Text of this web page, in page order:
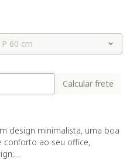
Calcular frete
design minimalista, uma boa
ao seu office,